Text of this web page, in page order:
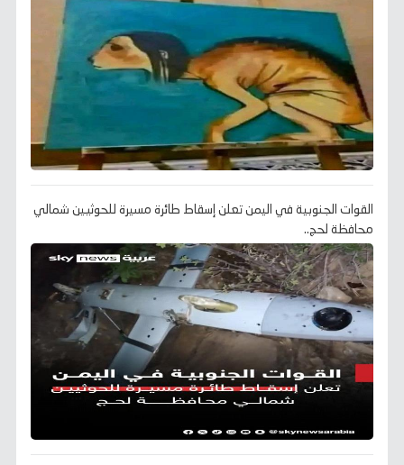
القوات الجنوبية في اليمن تعلن إسقاط طائرة مسيرة للحوثيين شمالي
محافظة لحج..